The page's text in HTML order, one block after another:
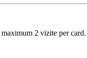
2 vizite per card.